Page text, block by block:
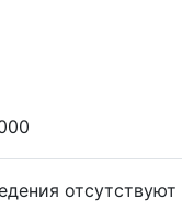
отсутствуют